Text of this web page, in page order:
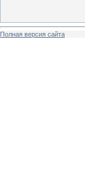
Полная версия сайта